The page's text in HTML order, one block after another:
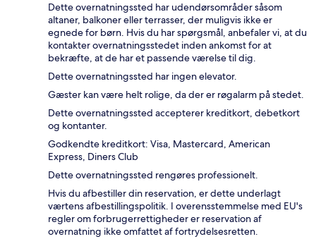
Dette overnatningssted har udendørsområder såsom
altaner, balkoner eller terrasser, der muligvis ikke er
egnede for børn. Hvis du har spørgsmål, anbefaler vi, at du
kontakter overnatningsstedet inden ankomst for at
bekræfte, at de har et passende værelse til dig.
Dette overnatningssted har ingen elevator.
Gæster kan være helt rolige, da der er røgalarm på stedet.
Dette overnatningssted accepterer kreditkort, debetkort
og kontanter.
Godkendte kreditkort: Visa, Mastercard, American
Express, Diners Club
Dette overnatningssted rengøres professionelt.
Hvis du afbestiller din reservation, er dette underlagt
værtens afbestillingspolitik. I overensstemmelse med EU's
regler om forbrugerrettigheder er reservation af
overnatning ikke omfattet af fortrydelsesretten.